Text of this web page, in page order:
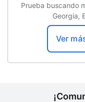
Renta de
Centro de
Prueba buscando
Georgia,
Ver